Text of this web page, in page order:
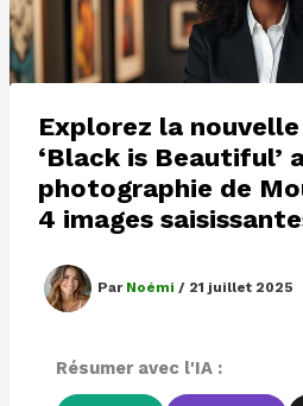
Explorez la
‘Black is Beautiful’
photographie de
4 images
Par Noémi / 21 juillet 2025
Résumer avec l'IA :